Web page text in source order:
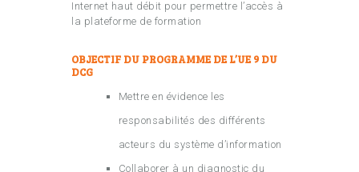
Internet haut débit pour permettre l’accès à
la plateforme de formation
OBJECTIF DU PROGRAMME DE L’UE 9 DU
DCG
Mettre en évidence les
responsabilités des différents
acteurs du système d’information
Collaborer à un diagnostic du